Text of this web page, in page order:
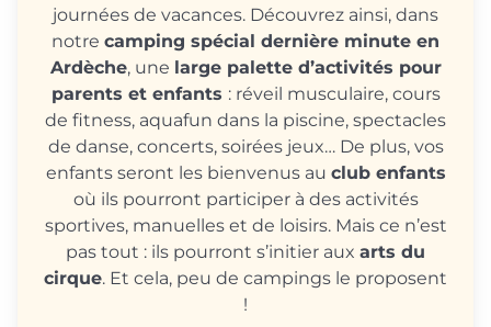
journées de vacances. Découvrez ainsi, dans
notre camping spécial dernière minute en
Ardèche, une large palette d’activités pour
parents et enfants : réveil musculaire, cours
de fitness, aquafun dans la piscine, spectacles
de danse, concerts, soirées jeux… De plus, vos
enfants seront les bienvenus au club enfants
où ils pourront participer à des activités
sportives, manuelles et de loisirs. Mais ce n’est
pas tout : ils pourront s’initier aux arts du
cirque. Et cela, peu de campings le proposent
!